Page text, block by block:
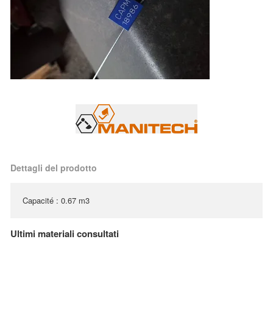
Dettagli del prodotto
Capacité : 0.67 m3
Ultimi materiali consultati